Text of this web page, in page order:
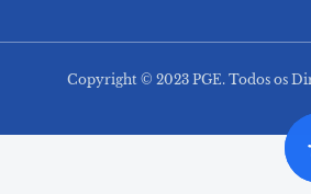
Copyright © 2023 PGE. Todos os